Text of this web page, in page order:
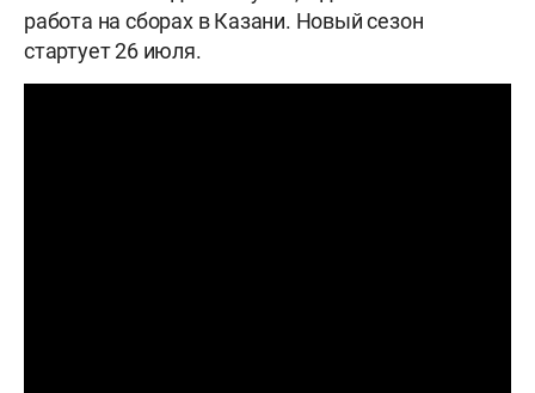
работа на сборах в Казани. Новый сезон
стартует 26 июля.